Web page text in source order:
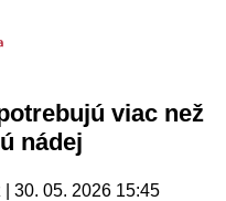
viac než
nádej
30. 05. 2026 15:45